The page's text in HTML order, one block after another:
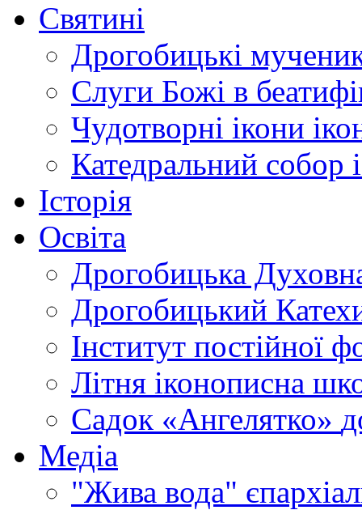
Святині
Дрогобицькі
Слуги Божі в
Чудотворні ікони
Катедральний собор
Історія
Освіта
Дрогобицька
Дрогобицький
Інститут постійної
Літня іконописна
Садок «Ангелятко»
Медіа
"Жива вода"